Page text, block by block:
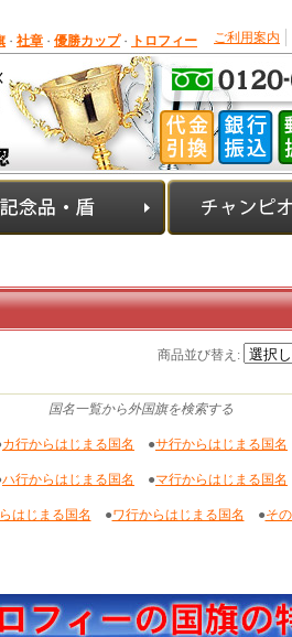
ご利用案内
・ 社章 ・ 優勝カップ ・ トロフィー
商品並び替え :
国名一覧から外国旗を検索する
カ行からはじまる国名 ●サ行からはじまる国名
ハ行からはじまる国名 ●マ行からはじまる国名
はじまる国名 ●ワ行からはじまる国名 ●そ